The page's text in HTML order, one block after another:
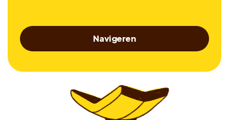
Navigeren